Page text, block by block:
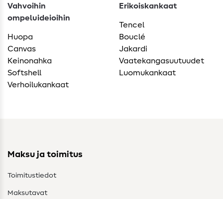
Vahvoihin
ompeluideioihin
Huopa
Canvas
Keinonahka
Softshell
Verhoilukankaat
Erikoiskankaat
Tencel
Bouclé
Jakardi
Vaatekangasuutuudet
Luomukankaat
Maksu ja toimitus
Toimitustiedot
Maksutavat